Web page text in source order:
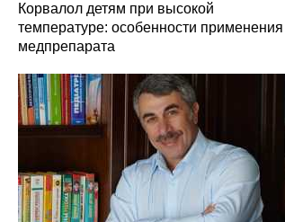
Корвалол детям при высокой
температуре: особенности применения
медпрепарата